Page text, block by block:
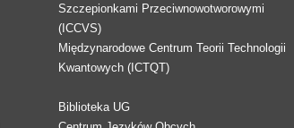
Szczepionkami Przeciwnowotworowymi
(ICCVS)
Międzynarodowe Centrum Teorii Technologii
Kwantowych (ICTQT)
Biblioteka UG